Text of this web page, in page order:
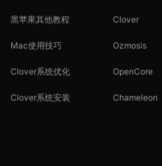
黑苹果其他教程
Mac使用技巧
Clover系统优化
Clover系统安装
Clover
Ozmosis
OpenCore
Chameleon